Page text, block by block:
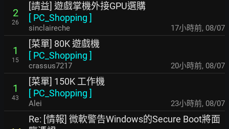
2
26
[請益] 遊戲掌機外接GPU選購
[ PC_Shopping ]
sinclaireche 17小時前, 08/07
1
15
[菜單] 80K 遊戲機
[ PC_Shopping ]
crassus7217 20小時前, 08/07
1
43
[菜單] 150K 工作機
[ PC_Shopping ]
Alei 23小時前, 08/07
Re: [情報] 微軟警告Windows的Secure Boot將面